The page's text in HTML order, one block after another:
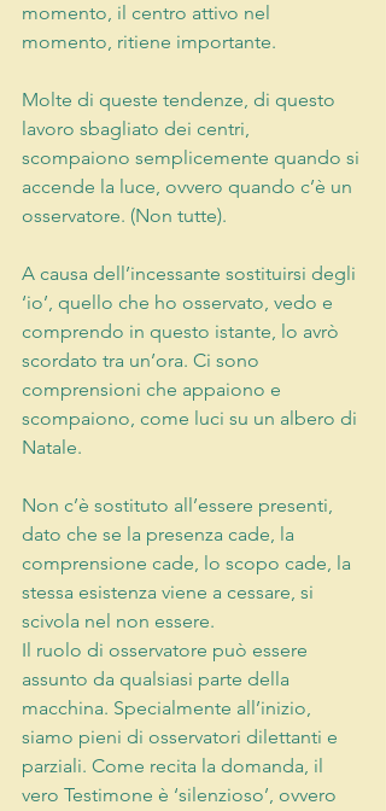
momento, il centro attivo nel
momento, ritiene importante.
Molte di queste tendenze, di questo
lavoro sbagliato dei centri,
scompaiono semplicemente quando si
accende la luce, ovvero quando c’è un
osservatore. (Non tutte).
A causa dell’incessante sostituirsi degli
‘io’, quello che ho osservato, vedo e
comprendo in questo istante, lo avrò
scordato tra un’ora. Ci sono
comprensioni che appaiono e
scompaiono, come luci su un albero di
Natale.
Non c’è sostituto all’essere presenti,
dato che se la presenza cade, la
comprensione cade, lo scopo cade, la
stessa esistenza viene a cessare, si
scivola nel non essere.
Il ruolo di osservatore può essere
assunto da qualsiasi parte della
macchina. Specialmente all’inizio,
siamo pieni di osservatori dilettanti e
parziali. Come recita la domanda, il
vero Testimone è ‘silenzioso’, ovvero